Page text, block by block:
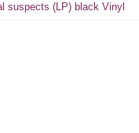
suspects (LP) black Vinyl